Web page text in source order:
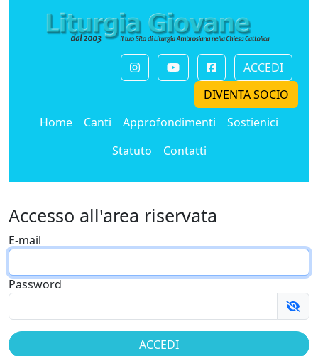
ACCEDI
DIVENTA SOCIO
Home
Canti Approfondimenti
Sostienici
Statuto
Contatti
Accesso all'area riservata
E-mail
Password